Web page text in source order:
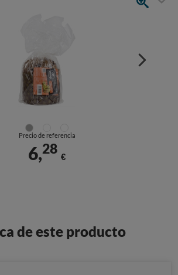
Precio de referencia
6,28
€
de este producto